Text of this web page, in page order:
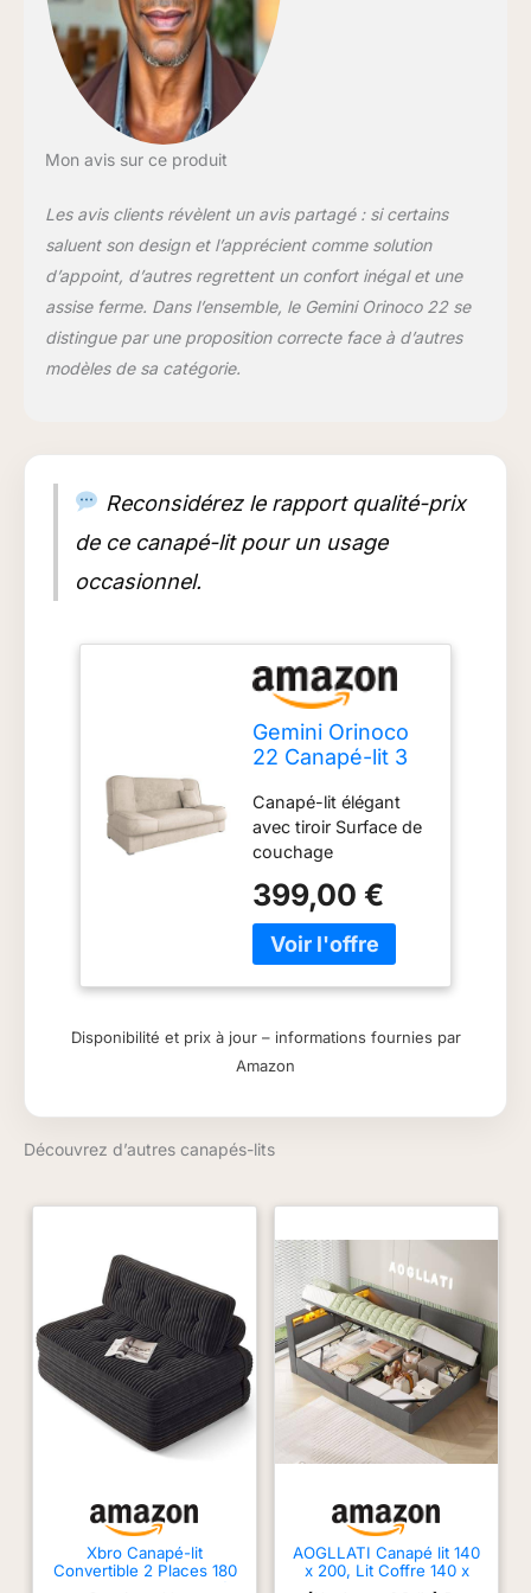
Mon avis sur ce produit
Les avis clients révèlent un avis partagé : si certains
saluent son design et l’apprécient comme solution
d’appoint, d’autres regrettent un confort inégal et une
assise ferme. Dans l’ensemble, le Gemini Orinoco 22 se
distingue par une proposition correcte face à d’autres
modèles de sa catégorie.
Reconsidérez le rapport qualité-prix
de ce canapé-lit pour un usage
occasionnel.
Gemini Orinoco
22 Canapé-lit 3
Coffre de lit,
Convertible,
rembourré,
Couleurs au
Choix
Canapé-lit élégant
avec tiroir Surface de
couchage
175 x 104 cm Pieds
en plastique de
couleur argent Le
du tissu "Wigofil" Les
meubles rembourrés
montage simple doit
399,00 €
Disponibilité et prix à jour – informations fournies par
Amazon
Découvrez d’autres canapés-lits
Xbro Canapé-lit
Convertible 2 Places 180
AOGLLATI Canapé lit 140
x 200, Lit Coffre 140 x
200 avec LED et Ports